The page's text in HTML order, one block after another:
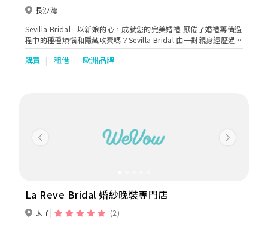
長沙灣
Sevilla Bridal - 以新娘的心，成就您的完美婚禮 厭倦了婚禮籌備過
程中的種種煩惱和隱藏收費嗎？Sevilla Bridal 由一對親身經歷過新
人苦惱的夫妻創立，我們決心為您帶來一個完全不同的貼心體驗。
我們的承諾： 專業團隊，由您親選：告別攝影師和化妝師的隨機指
夢幻婚紗，到無憂的婚禮一條龍服務，Sevilla Bridal 都能為您貼心
打點。讓我們以新娘的心，為您打造一個畢生難忘的完美婚禮。
購買 租借 歐洲品牌
Previous Next
La Reve Bridal 婚紗晚裝專門店
太子
(2)